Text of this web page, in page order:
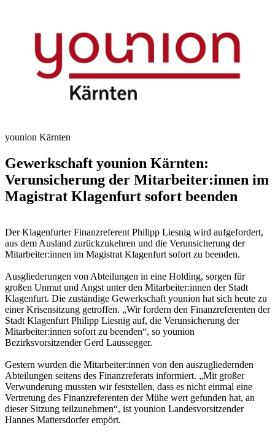
younion Kärnten
Gewerkschaft younion Kärnten:
Verunsicherung der Mitarbeiter:innen im
Magistrat Klagenfurt sofort beenden
Der Klagenfurter Finanzreferent Philipp Liesnig wird aufgefordert,
aus dem Ausland zurückzukehren und die Verunsicherung der
Mitarbeiter:innen im Magistrat Klagenfurt sofort zu beenden.
Ausgliederungen von Abteilungen in eine Holding, sorgen für
großen Unmut und Angst unter den Mitarbeiter:innen der Stadt
Klagenfurt. Die zuständige Gewerkschaft younion hat sich heute zu
einer Krisensitzung getroffen. „Wir fordern den Finanzreferenten der
Stadt Klagenfurt Philipp Liesnig auf, die Verunsicherung der
Mitarbeiter:innen sofort zu beenden“, so younion
Bezirksvorsitzender Gerd Laussegger.
Gestern wurden die Mitarbeiter:innen von den auszugliedernden
Abteilungen seitens des Finanzreferats informiert. „Mit großer
Verwunderung mussten wir feststellen, dass es nicht einmal eine
Vertretung des Finanzreferenten der Mühe wert gefunden hat, an
dieser Sitzung teilzunehmen“, ist younion Landesvorsitzender
Hannes Mattersdorfer empört.